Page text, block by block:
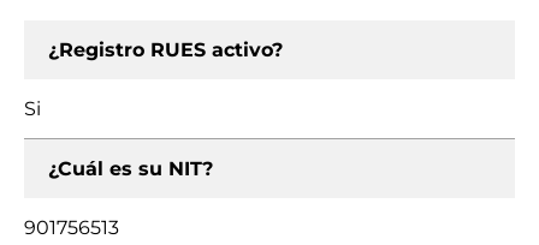
¿Registro RUES activo?
Si
¿Cuál es su NIT?
901756513